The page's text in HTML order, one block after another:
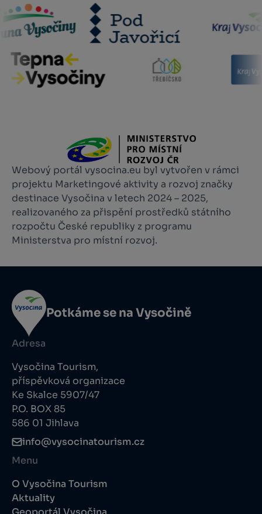
Webový portál vysocina.eu byl vytvořen v rámci
projektu Marketingové aktivity a rozvoj značky
destinace Vysočina v letech 2024 – 2025,
realizovaného za přispění prostředků státního
rozpočtu České republiky z programu
Ministerstva pro místní rozvoj.
Potkáme se na Vysočině
Adresa
Vysočina Tourism,
příspěvková organizace
Ke Skalce 5907/47
P.O. BOX 85
586 01 Jihlava
info@vysocinatourism.cz
Menu
O Vysočina Tourism
Aktuality